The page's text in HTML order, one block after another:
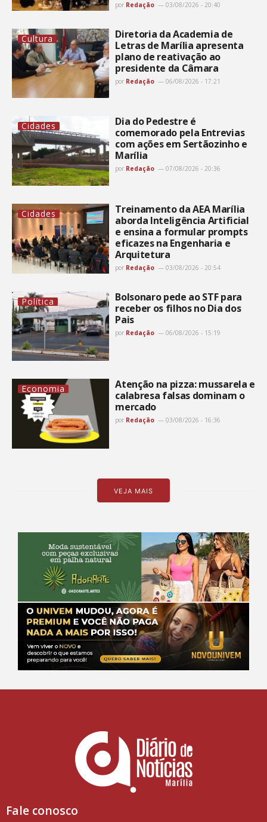
por Redação 03/08/2026 - 20:40
Cultura
Diretoria da Academia de
Letras de Marília apresenta
plano de reativação ao
presidente da Câmara
por Redação 06/08/2026 - 17:21
Cidades
Dia do Pedestre é
comemorado pela Entrevias
com ações em Sertãozinho e
Marília
por Redação 07/08/2026 - 20:36
Cidades
Treinamento da AEA Marília
aborda Inteligência Artificial
e ensina a formular prompts
eficazes na Engenharia e
Arquitetura
por Redação 03/08/2026 - 20:54
Política
Bolsonaro pede ao STF para
receber os filhos no Dia dos
Pais
por Redação 06/08/2026 - 15:19
Economia
Atenção na pizza: mussarela e
calabresa falsas dominam o
mercado
por Redação 03/08/2026 - 16:36
VEJA MAIS
Fale conosco